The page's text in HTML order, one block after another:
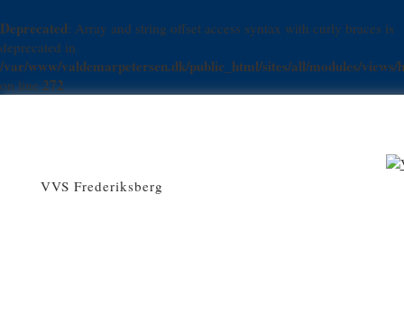
Deprecated: Array and string offset access syntax with curly braces is
deprecated in
/var/www/valdemarpetersen.dk/public_html/sites/all/modules/
on line272
VVS Frederiksberg